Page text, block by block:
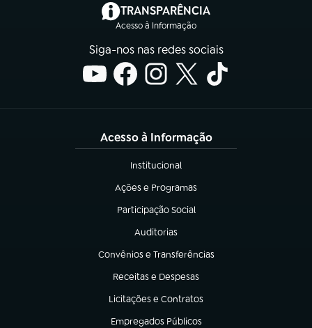
TRANSPARÊNCIA
Acesso à Informação
(abre em nova aba)
Siga-nos nas redes sociais
Acesso à Informação
Institucional
(abre em nova aba)
Ações e Programas
(abre em nova aba)
Participação Social
(abre em nova aba)
Auditorias
(abre em nova aba)
Convênios e Transferências
(abre em nova aba)
Receitas e Despesas
(abre em nova aba)
Licitações e Contratos
(abre em nova aba)
Empregados Públicos
(abre em nova aba)